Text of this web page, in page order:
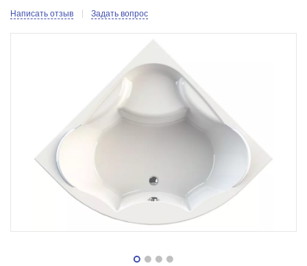
Написать отзыв Задать вопрос